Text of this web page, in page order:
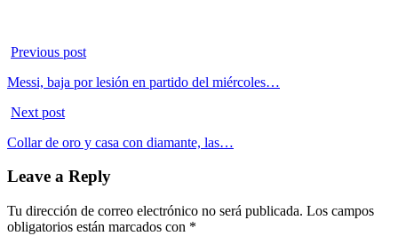
Previous post
Messi, baja por lesión en partido del miércoles…
Next post
Collar de oro y casa con diamante, las…
Leave a Reply
Tu dirección de correo electrónico no será publicada. Los campos
obligatorios están marcados con *